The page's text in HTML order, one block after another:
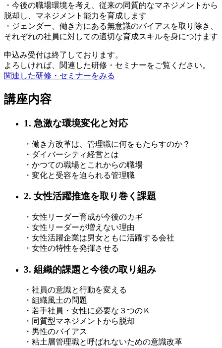
・今後の職場環境を考え、従来の同質的なマネジメントから
脱却し、マネジメント能力を育成します
・ジェンダー、働き方にある無意識のバイアスを取り除き、
それぞれの社員に対しての適切な育成スキルを身につけます
申込み受付は終了しております。
よろしければ、関連した研修・セミナーをご覧ください。
関連した研修・セミナーをみる
講座内容
1. 急激な環境変化と対応
・働き方改革は、管理職に何をもたらすのか？
・ダイバーシティ経営とは
・かつての職場とこれからの職場
・変化と受容を迫られる管理職
2. 女性活躍推進を取り巻く課題
・女性リーダー育成が今後のカギ
・女性リーダーが増えない理由
・女性活躍企業は男女ともに活躍する会社
・女性の特性を発揮させる
3. 組織的課題と今後の取り組み
・社員の意識と行動を変える
・組織風土の問題
・若手社員・女性に必要な３つのＫ
・同質型マネジメントから脱却
・男性のバイアス
・粘土層管理職と呼ばれないための意識改革